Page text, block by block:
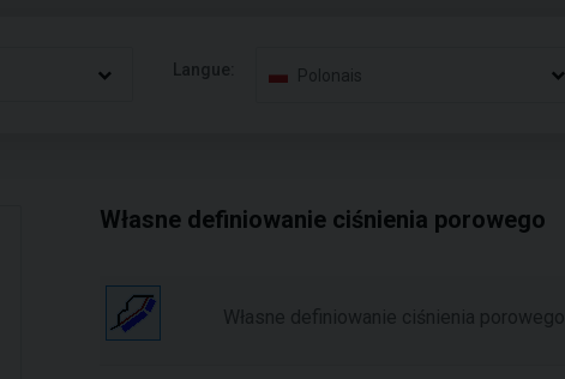
Langue: Polonais
Własne definiowanie ciśnienia porowego
Własne definiowanie ciśnienia porowego